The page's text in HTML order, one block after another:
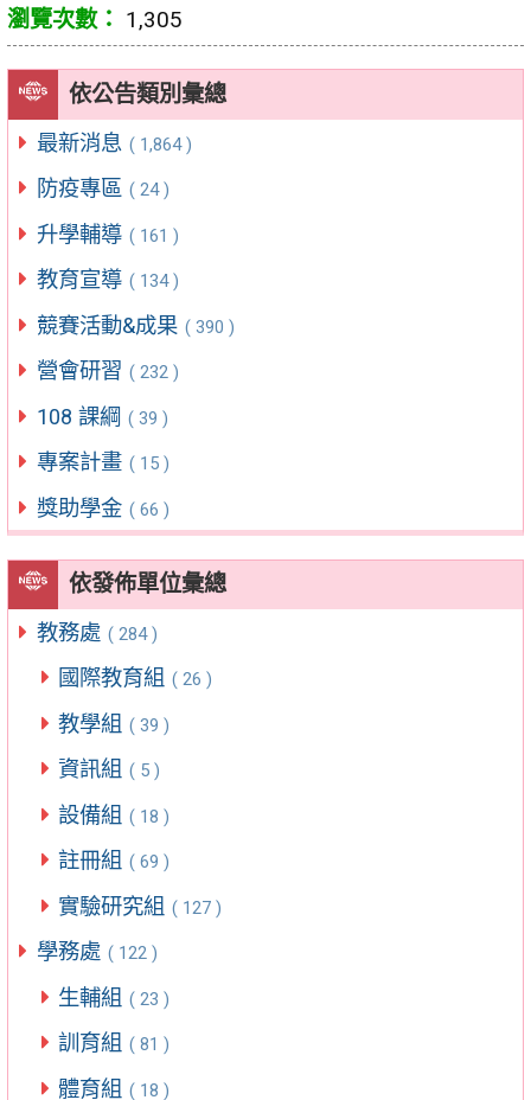
依公告類別彙總
最新消息 ( 1,864 )
防疫專區 ( 24 )
升學輔導 ( 161 )
教育宣導 ( 134 )
競賽活動&成果 ( 390 )
營會研習 ( 232 )
108 課綱 ( 39 )
專案計畫 ( 15 )
獎助學金 ( 66 )
依發佈單位彙總
教務處 ( 284 )
國際教育組 ( 26 )
教學組 ( 39 )
資訊組 ( 5 )
設備組 ( 18 )
註冊組 ( 69 )
實驗研究組 ( 127 )
學務處 ( 122 )
生輔組 ( 23 )
訓育組 ( 81 )
體育組 ( 18 )
1,305